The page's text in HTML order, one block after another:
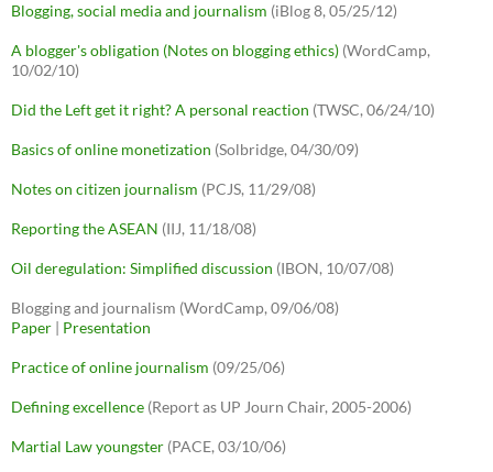
Blogging, social media and journalism (iBlog 8, 05/25/12)
A blogger's obligation (Notes on blogging ethics) (WordCamp,
10/02/10)
Did the Left get it right? A personal reaction (TWSC, 06/24/10)
Basics of online monetization (Solbridge, 04/30/09)
Notes on citizen journalism (PCJS, 11/29/08)
Reporting the ASEAN (IIJ, 11/18/08)
Oil deregulation: Simplified discussion (IBON, 10/07/08)
Blogging and journalism (WordCamp, 09/06/08)
Paper | Presentation
Practice of online journalism (09/25/06)
Defining excellence (Report as UP Journ Chair, 2005-2006)
Martial Law youngster (PACE, 03/10/06)